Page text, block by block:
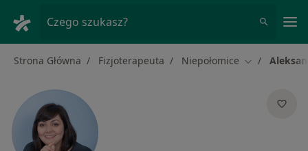
Czego szukasz?
Strona Główna Fizjoterapeuta Niepołomice Zmień miasto